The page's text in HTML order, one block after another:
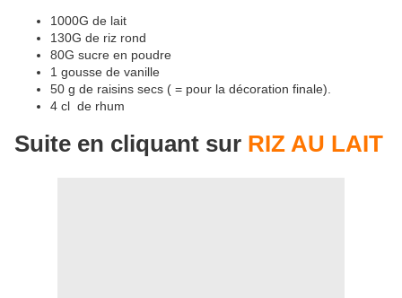
1000G de lait
130G de riz rond
80G sucre en poudre
1 gousse de vanille
50 g de raisins secs ( = pour la décoration finale).
4 cl de rhum
Suite en cliquant sur RIZ AU LAIT